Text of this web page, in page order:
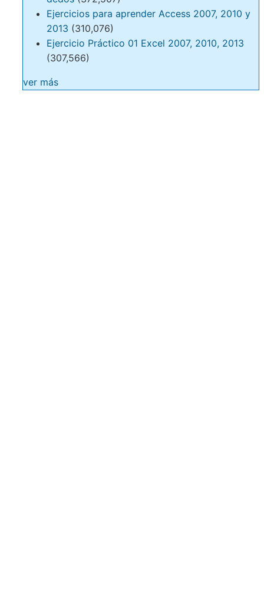
Ejercicios para aprender Access 2007, 2010 y
2013 (310,076)
Ejercicio Práctico 01 Excel 2007, 2010, 2013
(307,566)
ver más